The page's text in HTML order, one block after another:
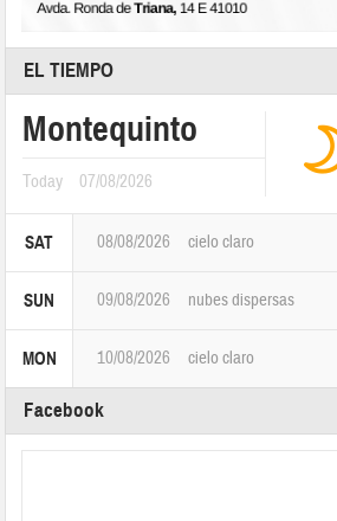
EL TIEMPO
Montequinto
Today 07/08/2026
SAT 08/08/2026 cielo claro
SUN 09/08/2026 nubes dispersas
MON 10/08/2026 cielo claro
Facebook